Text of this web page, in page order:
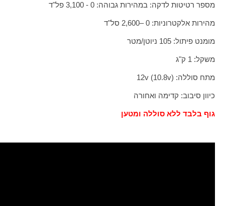
מספר רטיטות לדקה: במהירות גבוהה: 0 - 3,100 פל"ד
מהירות אלקטרוניות: 0 –2,600 סל"ד
מומנט פיתול: 105 ניוטן/מטר
משקל: 1 ק"ג
מתח סוללה: v (10.8v)
12
כיוון סיבוב: קדימה ואחורה
גוף בלבד ללא סוללה ומטען